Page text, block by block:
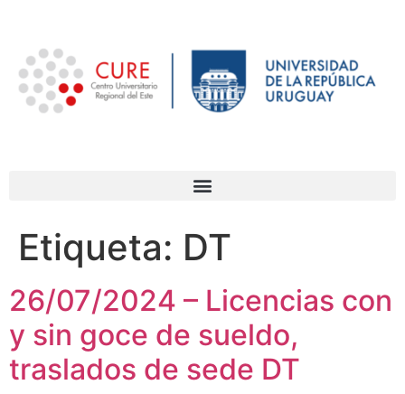
Etiqueta: DT
26/07/2024 – Licencias con
y sin goce de sueldo,
traslados de sede DT